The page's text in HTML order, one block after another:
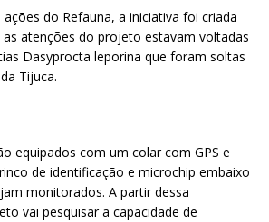
do Refauna, a iniciativa foi criada
atenções do projeto estavam voltadas
Dasyprocta leporina que foram soltas
Tijuca.
equipados com um colar com GPS e
de identificação e microchip embaixo
monitorados. A partir dessa
vai pesquisar a capacidade de